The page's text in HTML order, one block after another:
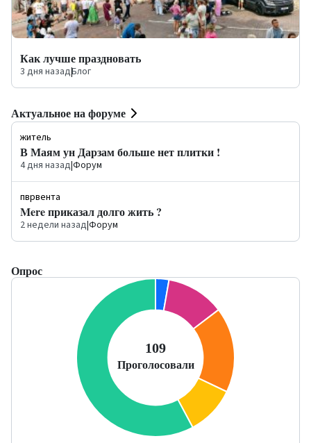
Как лучше праздновать
3 дня назад|Блог
Актуальное на форуме
житель
В Маям ун Дарзам больше нет плитки !
4 дня назад|Форум
пврвента
Mere приказал долго жить ?
2 недели назад|Форум
Опрос